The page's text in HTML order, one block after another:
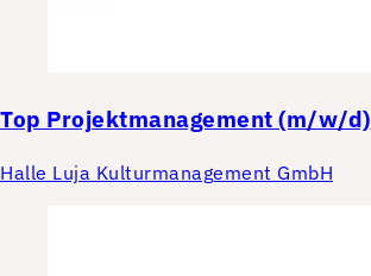
Top Projektmanagement (m/w/d)
Halle Luja Kulturmanagement GmbH